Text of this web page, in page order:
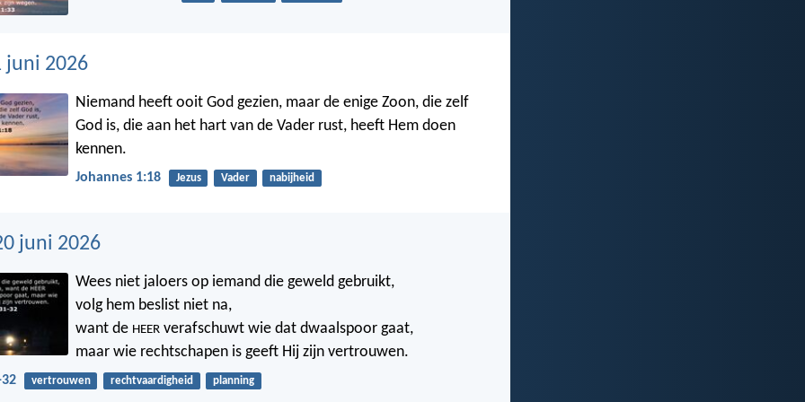
juni 2026
Niemand heeft ooit God gezien, maar de enige Zoon, die zelf
God is, die aan het hart van de Vader rust, heeft Hem doen
kennen.
Johannes 1:18 Jezus Vader nabijheid
juni 2026
Wees niet jaloers op iemand die geweld gebruikt,
volg hem beslist niet na,
want de HEER verafschuwt wie dat dwaalspoor gaat,
maar wie rechtschapen is geeft Hij zijn vertrouwen.
vertrouwen rechtvaardigheid planning